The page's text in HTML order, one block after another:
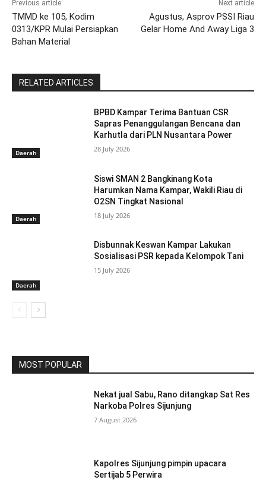
Previous article
TMMD ke 105, Kodim
0313/KPR Mulai Persiapkan
Bahan Material
Next article
Agustus, Asprov PSSI Riau
Gelar Home And Away Liga 3
RELATED ARTICLES
Daerah
BPBD Kampar Terima Bantuan CSR
Sapras Penanggulangan Bencana dan
Karhutla dari PLN Nusantara Power
28 July 2026
Daerah
Siswi SMAN 2 Bangkinang Kota
Harumkan Nama Kampar, Wakili Riau di
O2SN Tingkat Nasional
18 July 2026
Daerah
Disbunnak Keswan Kampar Lakukan
Sosialisasi PSR kepada Kelompok Tani
15 July 2026
MOST POPULAR
Nekat jual Sabu, Rano ditangkap Sat Res
Narkoba Polres Sijunjung
7 August 2026
Kapolres Sijunjung pimpin upacara
Sertijab 5 Perwira